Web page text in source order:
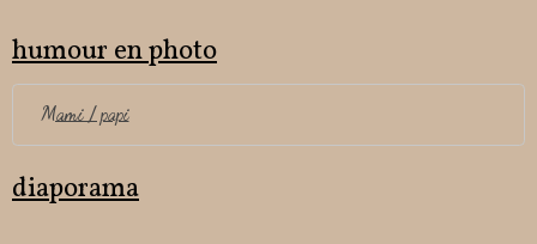
humour en photo
Mami / papi
diaporama